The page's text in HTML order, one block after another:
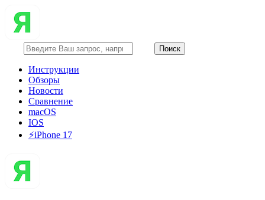
Инструкции
Обзоры
Новости
Сравнение
macOS
IOS
⚡️iPhone 17